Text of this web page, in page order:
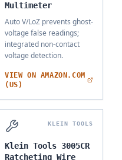
Multimeter
Auto V/LoZ prevents ghost-
voltage false readings;
integrated non-contact
voltage detection.
VIEW ON AMAZON.COM
(US)
KLEIN TOOLS
Klein Tools 3005CR
Ratcheting Wire